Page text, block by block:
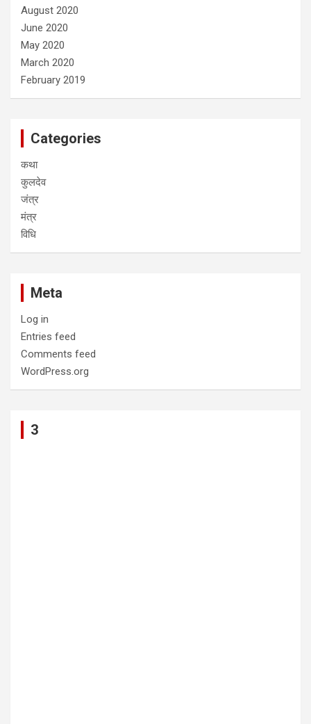
August 2020
June 2020
May 2020
March 2020
February 2019
Categories
कथा
कुलदेव
जंत्र
मंत्र
विधि
Meta
Log in
Entries feed
Comments feed
WordPress.org
3